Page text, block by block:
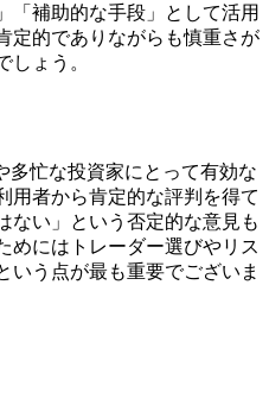
「補助的な手段」として活用
定的でありながらも慎重さが
しょう。
多忙な投資家にとって有効な
用者から肯定的な評判を得て
ない」という否定的な意見も
めにはトレーダー選びやリス
いう点が最も重要でございま